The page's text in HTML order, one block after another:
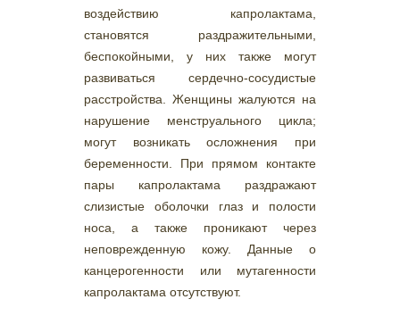
воздействию капролактама,
становятся раздражительными,
беспокойными, у них также могут
развиваться сердечно-сосудистые
расстройства. Женщины жалуются на
нарушение менструального цикла;
могут возникать осложнения при
беременности. При прямом контакте
пары капролактама раздражают
слизистые оболочки глаз и полости
носа, а также проникают через
неповрежденную кожу. Данные о
канцерогенности или мутагенности
капролактама отсутствуют.